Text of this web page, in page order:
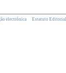
electrónica Estatuto Editorial